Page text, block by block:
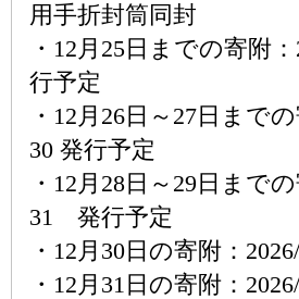
用手折封筒同封
・12月25日までの寄附
行予定
・12月26日～27日まで
30 発行予定
・12月28日～29日まで
31 発行予定
・12月30日の寄附：
・12月31日の寄附：